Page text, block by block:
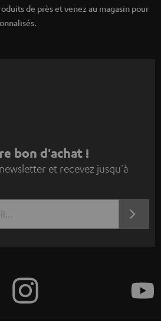
de près et venez au magasin pour
bon d'achat !
et recevez jusqu'à